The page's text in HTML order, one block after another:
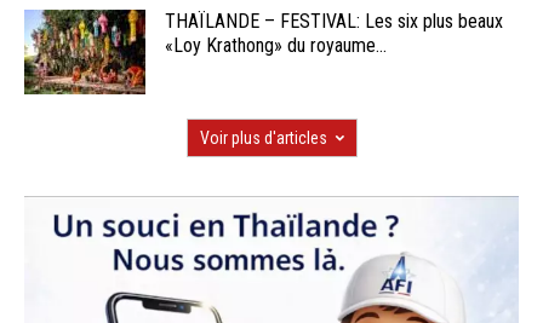
THAÏLANDE – FESTIVAL: Les six plus beaux
«Loy Krathong» du royaume...
Voir plus d'articles